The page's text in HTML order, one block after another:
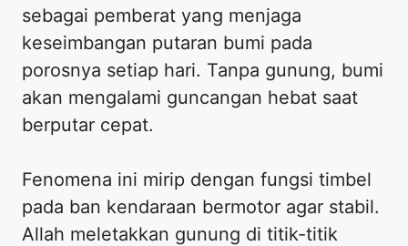
sebagai pemberat yang menjaga
keseimbangan putaran bumi pada
porosnya setiap hari. Tanpa gunung, bumi
akan mengalami guncangan hebat saat
berputar cepat.
Fenomena ini mirip dengan fungsi timbel
pada ban kendaraan bermotor agar stabil.
Allah meletakkan gunung di titik-titik